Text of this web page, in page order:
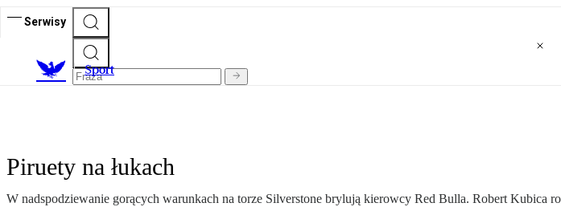
Serwisy
Sport
Piruety na łukach
W nadspodziewanie gorących warunkach na torze Silverstone brylują kierowcy Red Bulla. Robert Kubica